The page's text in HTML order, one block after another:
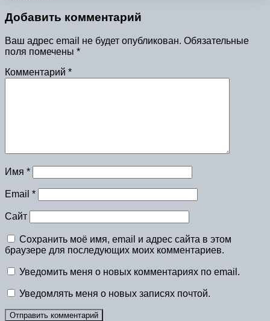
Добавить комментарий
Ваш адрес email не будет опубликован. Обязательные
поля помечены *
Комментарий *
Имя *
Email *
Сайт
Сохранить моё имя, email и адрес сайта в этом
браузере для последующих моих комментариев.
Уведомить меня о новых комментариях по email.
Уведомлять меня о новых записях почтой.